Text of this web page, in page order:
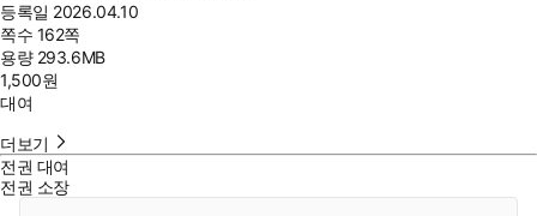
등록일 2026.04.10
쪽수 162쪽
용량 293.6MB
1,500원
대여
더보기
전권 대여
전권 소장